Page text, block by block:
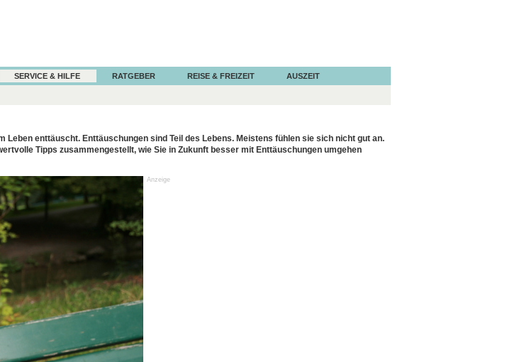
SERVICE & HILFE RATGEBER REISE & FREIZEIT AUSZEIT
enttäuscht. Enttäuschungen sind Teil des Lebens. Meistens fühlen sie sich nicht gut an.
Tipps zusammengestellt, wie Sie in Zukunft besser mit Enttäuschungen umgehen
Anzeige